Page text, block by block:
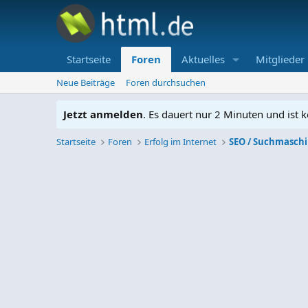
Startseite Foren Aktuelles Mitglieder
Neue Beiträge Foren durchsuchen
Jetzt anmelden. Es dauert nur 2 Minuten und ist
Startseite Foren Erfolg im Internet SEO /